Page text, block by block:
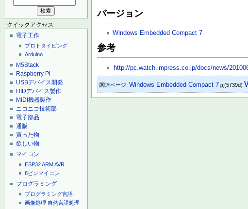
クイックアクセス
電子工作
プロトタイピング
Arduino
M5Stack
Raspberry Pi
USBデバイス開発
HIDデバイス製作
MIDI機器製作
ニコニコ技術部
電子部品
通販
買った物
欲しい物
マイコン
ESP32ARMAVR
8ピンマイコン
プログラミング
プログラミング言語
画像処理 自然言語処理
バージョン
Windows Embedded Compact 7
参考
http://pc.watch.impress.co.jp/docs/news/
関連ページ:Windows Embedded Compact 7 [1](5739d)